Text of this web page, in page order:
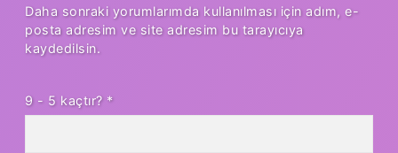
Daha sonraki yorumlarımda kullanılması için adım, e-
posta adresim ve site adresim bu tarayıcıya
kaydedilsin.
9 - 5 kaçtır? *